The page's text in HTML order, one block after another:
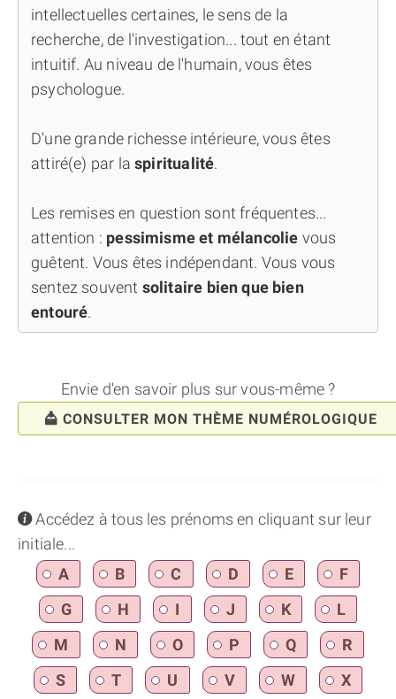
intellectuelles certaines, le sens de la
recherche, de l'investigation... tout en étant
intuitif. Au niveau de l'humain, vous êtes
psychologue.
D'une grande richesse intérieure, vous êtes
attiré(e) par laspiritualité.
Les remises en question sont fréquentes...
attention : pessimisme et mélancolie vous
guêtent. Vous êtes indépendant. Vous vous
sentez souvent solitaire bien que bien
entouré.
Envie d'en savoir plus sur vous-même ?
CONSULTER MON THÈME NUMÉROLOGIQUE
infoAccédez à tous les prénoms en cliquant sur leur
initiale...
A
B C D E
F
G
H I J K
L
M
N O P Q
R
S
T U V W
X